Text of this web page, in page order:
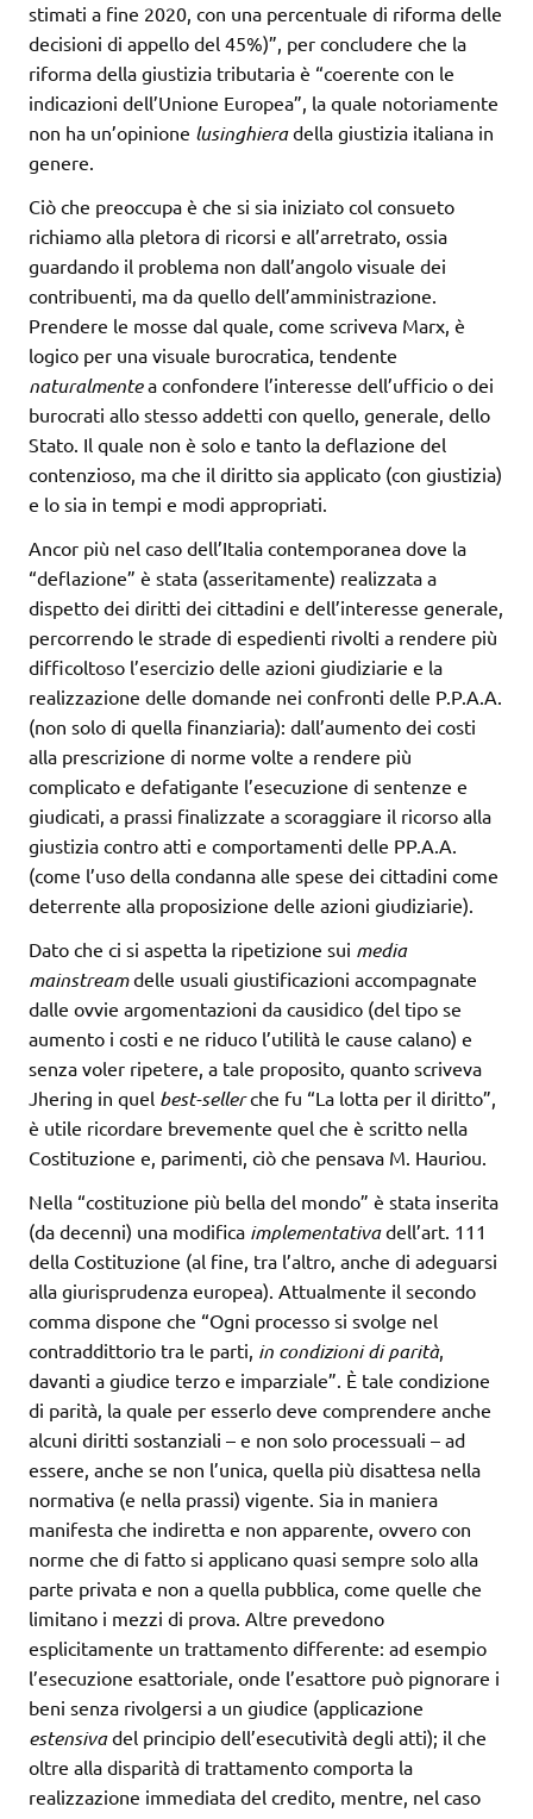
stimati a fine 2020, con una percentuale di riforma delle
decisioni di appello del 45%)”, per concludere che la
riforma della giustizia tributaria è “coerente con le
indicazioni dell’Unione Europea”, la quale notoriamente
non ha un’opinione lusinghieradella giustizia italiana in
genere.
Ciò che preoccupa è che si sia iniziato col consueto
richiamo alla pletora di ricorsi e all’arretrato, ossia
guardando il problema non dall’angolo visuale dei
contribuenti, ma da quello dell’amministrazione.
Prendere le mosse dal quale, come scriveva Marx, è
logico per una visuale burocratica, tendente
naturalmentea confondere l’interesse dell’ufficio o dei
burocrati allo stesso addetti con quello, generale, dello
Stato. Il quale non è solo e tanto la deflazione del
contenzioso, ma che il diritto sia applicato (con giustizia)
e lo sia in tempi e modi appropriati.
Ancor più nel caso dell’Italia contemporanea dove la
“deflazione” è stata (asseritamente) realizzata a
dispetto dei diritti dei cittadini e dell’interesse generale,
percorrendo le strade di espedienti rivolti a rendere più
difficoltoso l’esercizio delle azioni giudiziarie e la
realizzazione delle domande nei confronti delle P.P.A.A.
(non solo di quella finanziaria): dall’aumento dei costi
alla prescrizione di norme volte a rendere più
complicato e defatigante l’esecuzione di sentenze e
giudicati, a prassi finalizzate a scoraggiare il ricorso alla
giustizia contro atti e comportamenti delle PP.A.A.
(come l’uso della condanna alle spese dei cittadini come
deterrente alla proposizione delle azioni giudiziarie).
Dato che ci si aspetta la ripetizione sui media
mainstreamdelle usuali giustificazioni accompagnate
dalle ovvie argomentazioni da causidico (del tipo se
aumento i costi e ne riduco l’utilità le cause calano) e
senza voler ripetere, a tale proposito, quanto scriveva
Jhering in quel best-sellerche fu “La lotta per il diritto”,
è utile ricordare brevemente quel che è scritto nella
Costituzione e, parimenti, ciò che pensava M. Hauriou.
Nella “costituzione più bella del mondo” è stata inserita
(da decenni) una modifica implementativadell’art. 111
della Costituzione (al fine, tra l’altro, anche di adeguarsi
alla giurisprudenza europea). Attualmente il secondo
comma dispone che “Ogni processo si svolge nel
contraddittorio tra le parti, in condizioni di parità,
davanti a giudice terzo e imparziale”. È tale condizione
di parità, la quale per esserlo deve comprendere anche
alcuni diritti sostanziali – e non solo processuali – ad
essere, anche se non l’unica, quella più disattesa nella
normativa (e nella prassi) vigente. Sia in maniera
manifesta che indiretta e non apparente, ovvero con
norme che di fatto si applicano quasi sempre solo alla
parte privata e non a quella pubblica, come quelle che
limitano i mezzi di prova. Altre prevedono
esplicitamente un trattamento differente: ad esempio
l’esecuzione esattoriale, onde l’esattore può pignorare i
beni senza rivolgersi a un giudice (applicazione
estensivadel principio dell’esecutività degli atti); il che
oltre alla disparità di trattamento comporta la
realizzazione immediata del credito, mentre, nel caso